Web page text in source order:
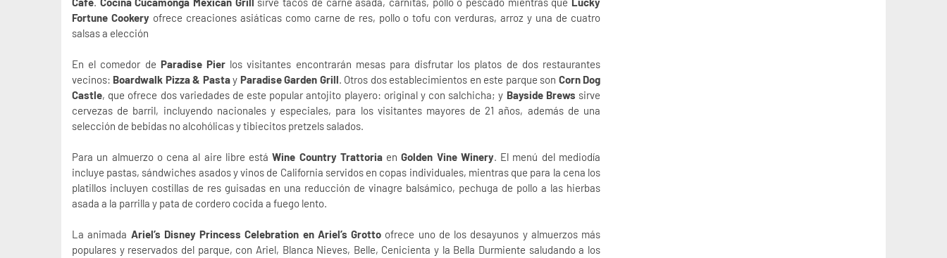
Fortune Cookery ofrece creaciones asiáticas como carne de res, pollo o tofu con verduras, arroz y una de cuatro
salsas a elección
En el comedor de Paradise Pierlos visitantes encontrarán mesas para disfrutar los platos de dos restaurantes
vecinos: Boardwalk Pizza & Pastay Paradise Garden Grill. Otros dos establecimientos en este parque son Corn Dog
Castle, que ofrece dos variedades de este popular antojito playero: original y con salchicha; y Bayside Brews sirve
cervezas de barril, incluyendo nacionales y especiales, para los visitantes mayores de 21 años, además de una
selección de bebidas no alcohólicas y tibiecitos pretzels salados.
Para un almuerzo o cena al aire libre estáWine Country Trattoria enGolden Vine Winery. El menú del mediodía
incluye pastas, sándwiches asados y vinos de California servidos en copas individuales, mientras que para la cena los
platillos incluyen costillas de res guisadas en una reducción de vinagre balsámico, pechuga de pollo a las hierbas
asada a la parrilla y pata de cordero cocida a fuego lento.
La animada Ariel’s Disney Princess Celebration en Ariel’s Grotto ofrece uno de los desayunos y almuerzos más
populares y reservados del parque, con Ariel, Blanca Nieves, Belle, Cenicienta y la Bella Durmiente saludando a los